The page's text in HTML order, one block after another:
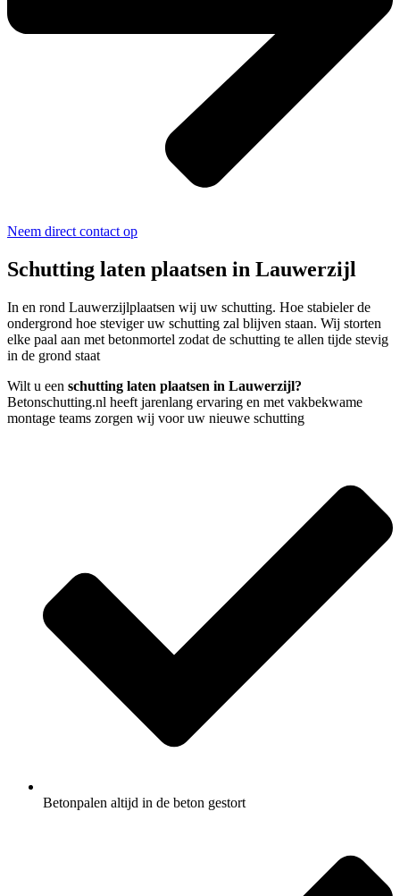
Neem direct contact op
Schutting laten plaatsen in Lauwerzijl
In en rond Lauwerzijlplaatsen wij uw schutting. Hoe stabieler de
ondergrond hoe steviger uw schutting zal blijven staan. Wij storten
elke paal aan met betonmortel zodat de schutting te allen tijde stevig
in de grond staat
Wilt u een schutting laten plaatsen in Lauwerzijl?
Betonschutting.nl heeft jarenlang ervaring en met vakbekwame
montage teams zorgen wij voor uw nieuwe schutting
Betonpalen altijd in de beton gestort